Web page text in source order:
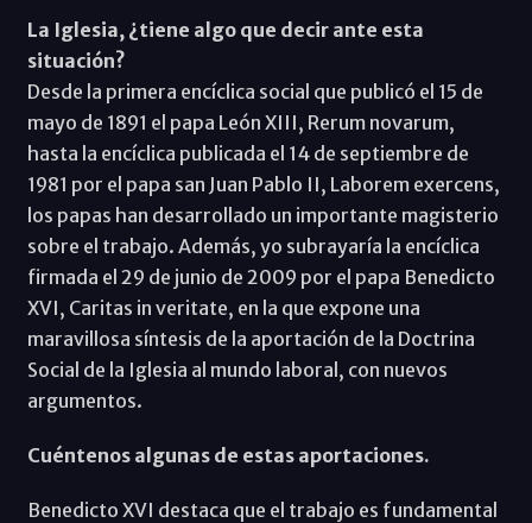
La Iglesia, ¿tiene algo que decir ante esta
situación?
Desde la primera encíclica social que publicó el 15 de
mayo de 1891 el papa León XIII, Rerum novarum,
hasta la encíclica publicada el 14 de septiembre de
1981 por el papa san Juan Pablo II, Laborem exercens,
los papas han desarrollado un importante magisterio
sobre el trabajo. Además, yo subrayaría la encíclica
firmada el 29 de junio de 2009 por el papa Benedicto
XVI, Caritas in veritate, en la que expone una
maravillosa síntesis de la aportación de la Doctrina
Social de la Iglesia al mundo laboral, con nuevos
argumentos.
Cuéntenos algunas de estas aportaciones.
Benedicto XVI destaca que el trabajo es fundamental